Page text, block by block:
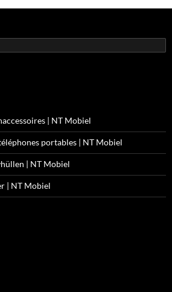
| NT Mobiel
portables | NT Mobiel
| NT Mobiel
| NT Mobiel